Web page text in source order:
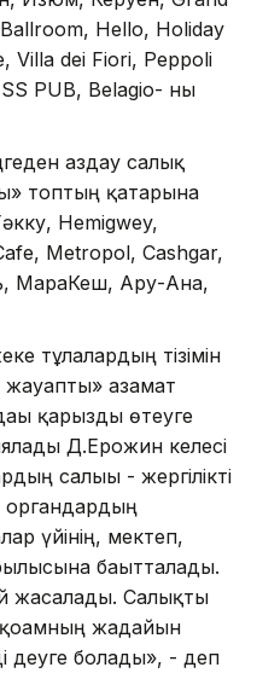
Hello, Holiday
Villa dei Fiori, Peppoli
PUB, Belagio- ны
аздау салық
топтың қатарына
Hemigwey,
Metropol, Cashgar,
МараКеш, Ару-Ана,
тұлғалардың тізімін
азамат
қарызды өтеуге
Д.Ерғожин келесі
салығы - жергілікті
органдардың
үйінің, мектеп,
бағытталады.
жасалады. Салықты
жағдайын
деуге болады», - деп